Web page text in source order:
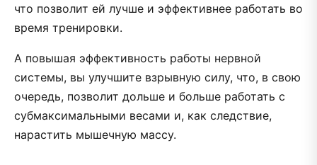
что позволит ей лучше и эффективнее работать во
время тренировки.
А повышая эффективность работы нервной
системы, вы улучшите взрывную силу, что, в свою
очередь, позволит дольше и больше работать с
субмаксимальными весами и, как следствие,
нарастить мышечную массу.